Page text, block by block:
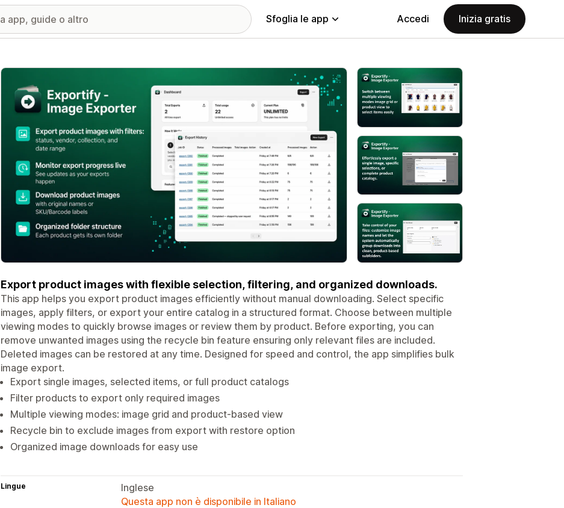
Sfoglia le app Accedi Inizia gratis
Galleria immagini in evidenza
Export product images with flexible selection, filtering, and organized downloads.
This app helps you export product images efficiently without manual downloading. Select specific
images, apply filters, or export your entire catalog in a structured format. Choose between multiple
viewing modes to quickly browse images or review them by product. Before exporting, you can
remove unwanted images using the recycle bin feature ensuring only relevant files are included.
Deleted images can be restored at any time. Designed for speed and control, the app simplifies bulk
image export.
Export single images, selected items, or full product catalogs
Filter products to export only required images
Multiple viewing modes: image grid and product-based view
Recycle bin to exclude images from export with restore option
Organized image downloads for easy use
Lingue
Inglese
Questa app non è disponibile in Italiano